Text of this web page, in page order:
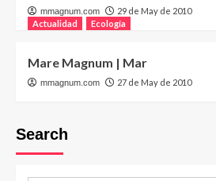
mmagnum.com
29 de May de 2010
Actualidad
Ecología
Mare Magnum | Mar
mmagnum.com 27 de May de 2010
Search